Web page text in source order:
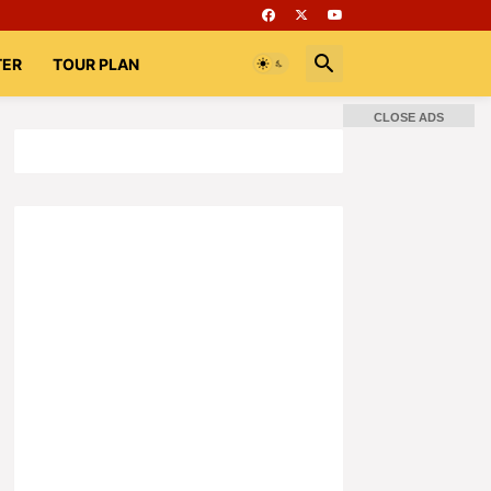
TOUR PLAN
CLOSE ADS